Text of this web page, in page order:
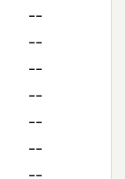
--
--
--
--
--
--
--